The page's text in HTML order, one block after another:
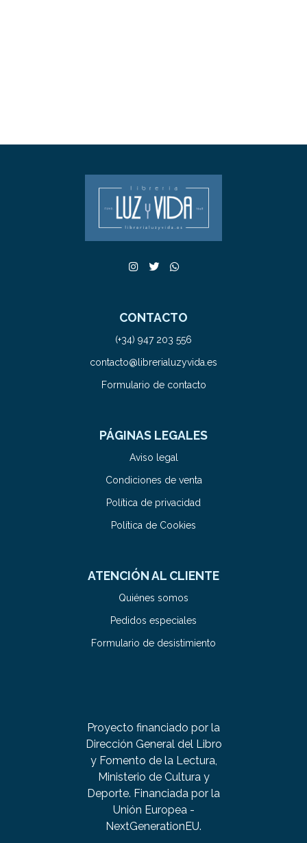
CONTACTO
(+34) 947 203 556
contacto@librerialuzyvida.es
Formulario de contacto
PÁGINAS LEGALES
Aviso legal
Condiciones de venta
Política de privacidad
Política de Cookies
ATENCIÓN AL CLIENTE
Quiénes somos
Pedidos especiales
Formulario de desistimiento
Proyecto financiado por la
Dirección General del Libro
y Fomento de la Lectura,
Ministerio de Cultura y
Deporte. Financiada por la
Unión Europea -
NextGenerationEU.